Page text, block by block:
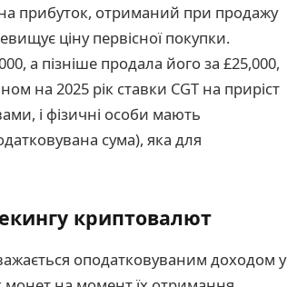
на прибуток, отриманий при продажу
ціну первісної покупки.
а пізніше продала його за £25,000,
на 2025 рік ставки CGT на приріст
і фізичні особи мають
сума), яка для
криптовалют
оподатковуваним доходом у